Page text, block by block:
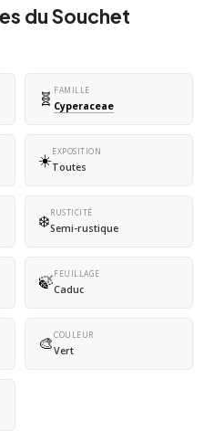
du Souchet
🧬 FAMILLE
Cyperaceae
☀️EXPOSITION
Toutes
❄️RUSTICITÉ
Semi-rustique
🍃FEUILLAGE
Caduc
🎨COULEUR
Vert